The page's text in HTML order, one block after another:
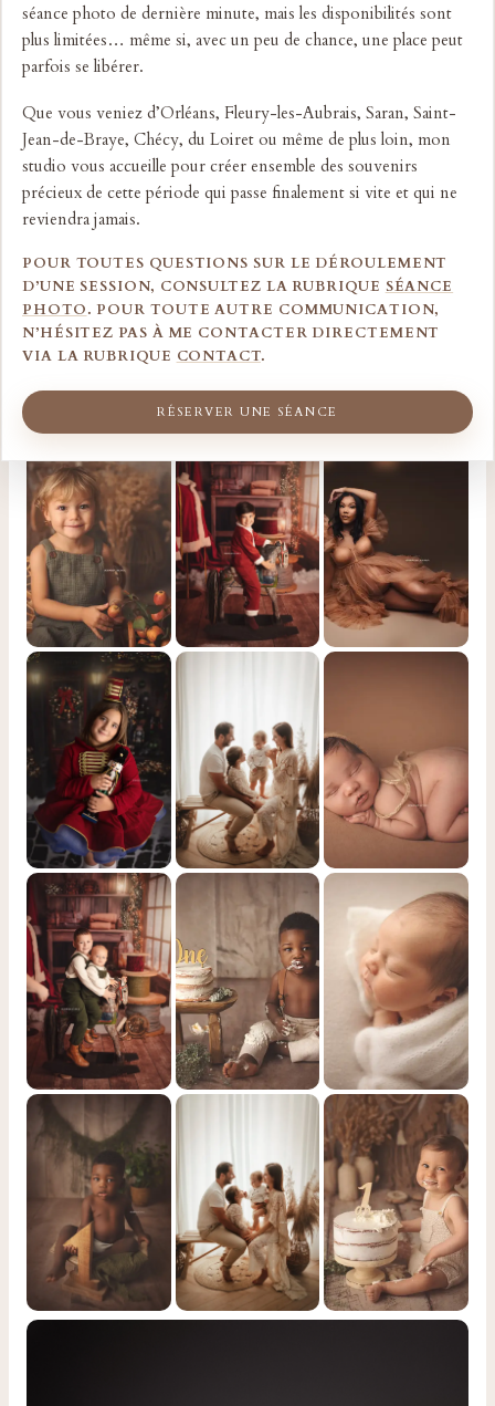
séance photo de dernière minute, mais les disponibilités sont
plus limitées… même si, avec un peu de chance, une place peut
parfois se libérer.
Que vous veniez d’Orléans, Fleury-les-Aubrais, Saran, Saint-
Jean-de-Braye, Chécy, du Loiret ou même de plus loin, mon
studio vous accueille pour créer ensemble des souvenirs
précieux de cette période qui passe finalement si vite et qui ne
reviendra jamais.
POUR TOUTES QUESTIONS SUR LE DÉROULEMENT
D’UNE SESSION, CONSULTEZ LA RUBRIQUE SÉANCE
PHOTO. POUR TOUTE AUTRE COMMUNICATION,
N’HÉSITEZ PAS À ME CONTACTER DIRECTEMENT
VIA LA RUBRIQUE CONTACT.
RÉSERVER UNE SÉANCE